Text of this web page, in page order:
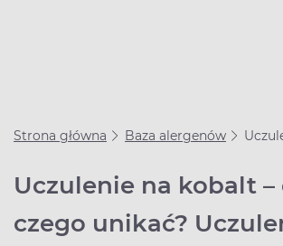
Strona główna Baza alergenów
Uczulenie na kobalt –
czego unikać?